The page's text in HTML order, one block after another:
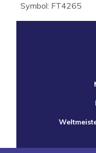
Symbol: FT4265